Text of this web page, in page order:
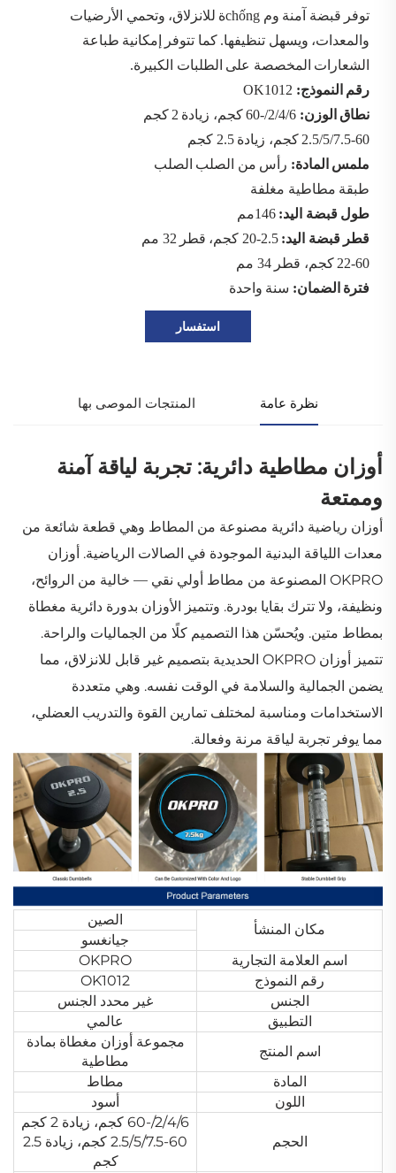
توفر قبضة آمنة وم chốngة للانزلاق، وتحمي الأرضيات
والمعدات، ويسهل تنظيفها. كما تتوفر إمكانية طباعة
الشعارات المخصصة على الطلبات الكبيرة.
رقم النموذج: OK1012
نطاق الوزن: 2/4/6/-60 كجم، زيادة 2 كجم
2.5/5/7.5-60 كجم، زيادة 2.5 كجم
ملمس المادة: رأس من الصلب الصلب
طبقة مطاطية مغلفة
طول قبضة اليد:146مم
قطر قبضة اليد:2.5-20 كجم، قطر 32 مم
22-60 كجم، قطر 34 مم
فترة الضمان: سنة واحدة
استفسار
نظرة عامة المنتجات الموصى بها
أوزان مطاطية دائرية: تجربة لياقة آمنة
وممتعة
أوزان رياضية دائرية مصنوعة من المطاط وهي قطعة شائعة من
معدات اللياقة البدنية الموجودة في الصالات الرياضية. أوزان
OKPRO المصنوعة من مطاط أولي نقي — خالية من الروائح،
ونظيفة، ولا تترك بقايا بودرة. وتتميز الأوزان بدورة دائرية مغطاة
بمطاط متين. ويُحسّن هذا التصميم كلًا من الجماليات والراحة.
تتميز أوزان OKPRO الحديدية بتصميم غير قابل للانزلاق، مما
يضمن الجمالية والسلامة في الوقت نفسه. وهي متعددة
الاستخدامات ومناسبة لمختلف تمارين القوة والتدريب العضلي،
مما يوفر تجربة لياقة مرنة وفعالة.
مكان المنشأ
الصين
جيانغسو
اسم العلامة التجارية
OKPRO
رقم النموذج
OK1012
الجنس
غير محدد الجنس
التطبيق
عالمي
اسم المنتج
مجموعة أوزان مغطاة بمادة
مطاطية
المادة
مطاط
اللون
أسود
الحجم
2/4/6/-60 كجم، زيادة 2 كجم
2.5/5/7.5-60 كجم، زيادة 2.5
كجم